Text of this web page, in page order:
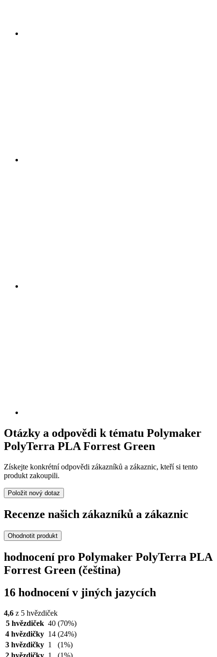
Otázky a odpovědi k tématu Polymaker
PolyTerra PLA Forrest Green
Získejte konkrétní odpovědi zákazníků a zákaznic, kteří si tento
produkt zakoupili.
Položit nový dotaz
Recenze našich zákazníků a zákaznic
Ohodnotit produkt
hodnocení pro Polymaker PolyTerra PLA
Forrest Green (čeština)
16 hodnocení v jiných jazycích
4,6 z 5 hvězdiček
5 hvězdiček 40 (70%)
4 hvězdičky 14 (24%)
3 hvězdičky 1
(1%)